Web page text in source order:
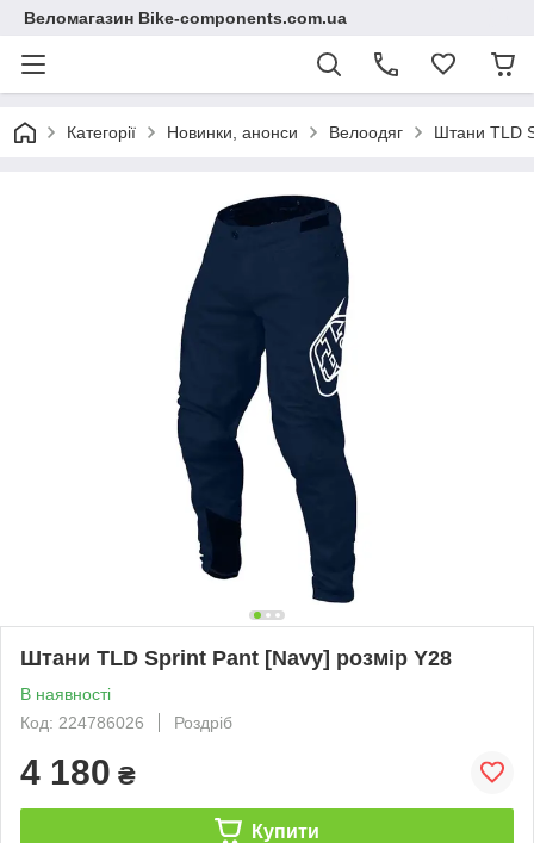
Веломагазин Bike-components.com.ua
Категорії Новинки, анонси Велоодяг Штани TLD
Штани TLD Sprint Pant [Navy] розмір Y28
В наявності
Код: 224786026
Роздріб
4 180 ₴
Купити